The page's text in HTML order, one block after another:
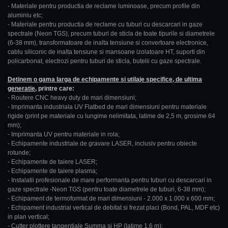
- Materiale pentru productia de reclame luminoase, precum profile din
aluminiu etc;
- Materiale pentru productia de reclame cu tuburi cu descarcari in gaze
spectrale (Neon TGS), precum tuburi de sticla de toate tipurile si diametrele
(6-38 mm), transformatoare de inalta tensiune si convertoare electronice,
cablu siliconic de inalta tensiune si mansoane izolatoare HT, suporti din
policarbonat, electrozi pentru tuburi de sticla, butelii cu gaze spectrale.
Detinem o gama larga de echipamente si utilaje specifice, de ultima
generatie, printre care:
- Routere CNC heavy duty de mari dimensiuni;
- Imprimanta industriala UV Flatbed de mari dimensiuni pentru materiale
rigide (print pe materiale cu lungime nelimitata, latime de 2,5 m, grosime 64
mm);
- Imprimanta UV pentru materiale in rola;
- Echipamente industriale de gravare LASER, inclusiv pentru obiecte
rotunde;
- Echipamente de taiere LASER;
- Echipamente de taiere plasma;
- Instalatii profesionale de mare performanta pentru tuburi cu descarcari in
gaze spectrale -Neon TGS (pentru toate diametrele de tuburi, 6-38 mm);
- Echipament de termoformat de mari dimensiuni - 2.000 x 1.000 x 600 mm;
- Echipament industrial vertical de debitat si frezat placi (Bond, PAL, MDF etc)
in plan vertical;
- Cutter plottere tangentiale Summa si HP (latime 1,6 m);